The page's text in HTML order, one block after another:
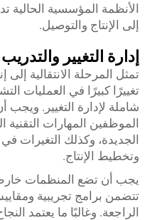
الأنظمة المؤسسية
إلى الإنتاج والتوصيل.
إدارة التغيير والتدريب
تمثل المرحلة الانتقالية
تغييرًا كبيرًا في العمليات
شاملة لإدارة التغيير. ويجب
الموظفين المهارات التقنية
الجديدة، وكذلك التغيرات
وتخطيط الإنتاج.
يجب أن تضع المنظمات
تتضمن برامج تجريبية
الراجعة. وغالبًا ما يعتمد